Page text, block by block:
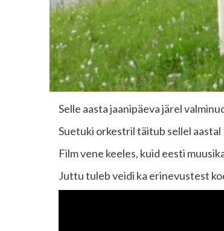
Selle aasta jaanipäeva järel
Suetuki orkestril täitub sellel
Film vene keeles, kuid eesti
Juttu tuleb veidi ka erinevustest